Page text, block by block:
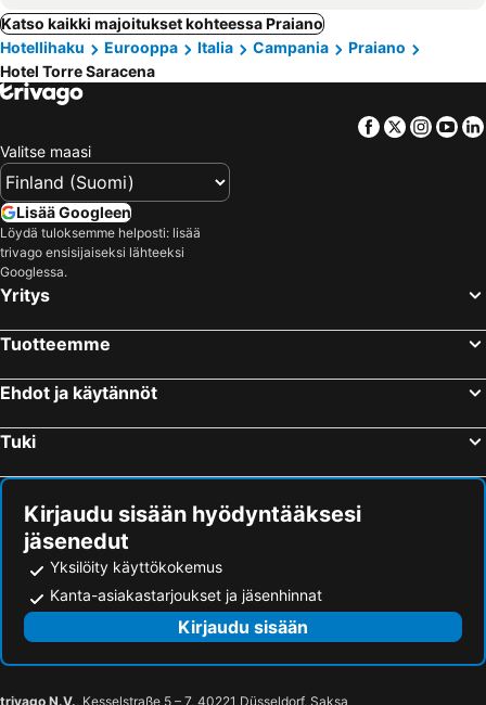
Katso kaikki majoitukset kohteessa Praiano
Hotellihaku
Eurooppa Italia Campania
Praiano
Hotel Torre Saracena
Facebook
Twitter
Valitse maasi
Lisää Googleen
Löydä tuloksemme helposti: lisää
trivago ensisijaiseksi lähteeksi
Googlessa.
Yritys
Tuotteemme
Ehdot ja käytännöt
Tuki
Kirjaudu sisään hyödyntääksesi
jäsenedut
Yksilöity käyttökokemus
Kanta-asiakastarjoukset ja jäsenhinnat
Kirjaudu sisään
trivago N.V., Kesselstraße 5 – 7, 40221 Düsseldorf, Saksa